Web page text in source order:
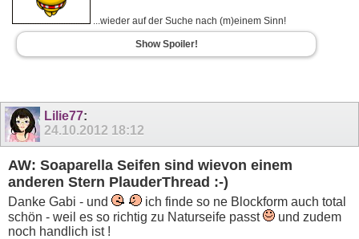
...wieder auf der Suche nach (m)einem Sinn!
Show Spoiler!
Lilie77:
24.10.2012 18:12
AW: Soaparella Seifen sind wievon einem
anderen Stern PlauderThread :-)
Danke Gabi - und
ich finde so ne Blockform auch total
schön - weil es so richtig zu Naturseife passt
und zudem
noch handlich ist !